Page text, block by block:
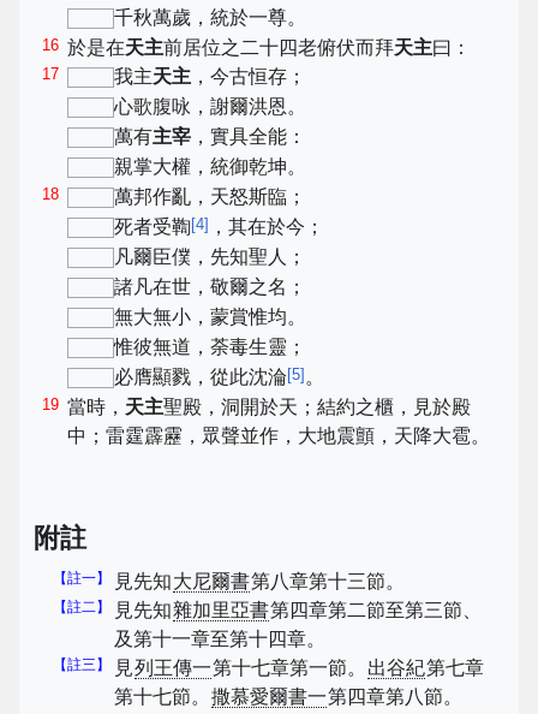
千秋萬歲，統於一尊。
16 於是在天主前居位之二十四老俯伏而拜天主曰：
17 我主天主 ，今古恒存；
心歌腹咏，謝爾洪恩。
萬有主宰 ，實具全能：
親掌大權，統御乾坤。
18
萬邦作亂，天怒斯臨；
死者受鞫[4] ，其在於今；
凡爾臣僕，先知聖人；
諸凡在世，敬爾之名；
無大無小，蒙賞惟均。
惟彼無道，荼毒生靈；
必膺顯戮，從此沈淪[5] 。
19 當時， 天主聖殿，洞開於天；結約之櫃，見於殿
中；雷霆霹靂，眾聲並作，大地震顫，天降大雹。
附註
【註一】 見先知大尼爾書第八章第十三節。
【註二】 見先知雜加里亞書第四章第二節至第三節、
及第十一章至第十四章。
【註三】 見列王傳一第十七章第一節。 出谷紀第七章
第十七節。 撒慕愛爾書一第四章第八節。